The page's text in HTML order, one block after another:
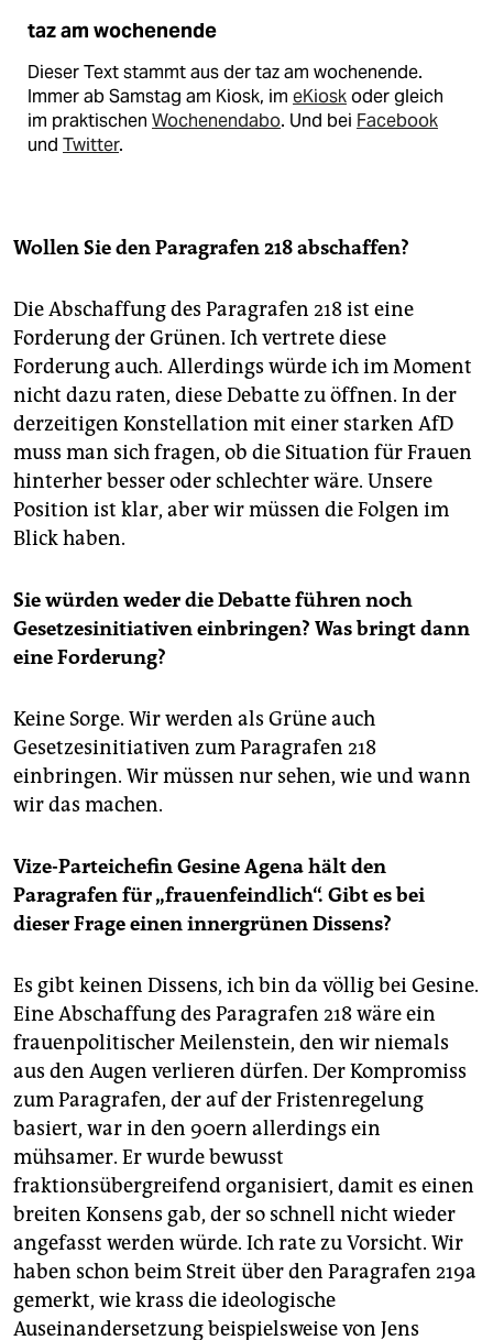
taz am wochenende
Dieser Text stammt aus der taz am wochenende.
Immer ab Samstag am Kiosk, im eKioskoder gleich
im praktischen Wochenendabo. Und bei Facebook
und Twitter.
Wollen Sie den Paragrafen 218 abschaffen?
Die Abschaffung des Paragrafen 218 ist eine
Forderung der Grünen. Ich vertrete diese
Forderung auch. Allerdings würde ich im Moment
nicht dazu raten, diese Debatte zu öffnen. In der
derzeitigen Konstellation mit einer starken AfD
muss man sich fragen, ob die Situation für Frauen
hinterher besser oder schlechter wäre. Unsere
Position ist klar, aber wir müssen die Folgen im
Blick haben.
Sie würden weder die Debatte führen noch
Gesetzesinitiativen einbringen? Was bringt dann
eine Forderung?
Keine Sorge. Wir werden als Grüne auch
Gesetzesinitiativen zum Paragrafen 218
einbringen. Wir müssen nur sehen, wie und wann
wir das machen.
Vize-Parteichefin Gesine Agena hält den
Paragrafen für „frauenfeindlich“. Gibt es bei
dieser Frage einen innergrünen Dissens?
Es gibt keinen Dissens, ich bin da völlig bei Gesine.
Eine Abschaffung des Paragrafen 218 wäre ein
frauenpolitischer Meilenstein, den wir niemals
aus den Augen verlieren dürfen. Der Kompromiss
zum Paragrafen, der auf der Fristenregelung
basiert, war in den 90ern allerdings ein
mühsamer. Er wurde bewusst
fraktionsübergreifend organisiert, damit es einen
breiten Konsens gab, der so schnell nicht wieder
angefasst werden würde. Ich rate zu Vorsicht. Wir
haben schon beim Streit über den Paragrafen 219a
gemerkt, wie krass die ideologische
Auseinandersetzung beispielsweise von Jens